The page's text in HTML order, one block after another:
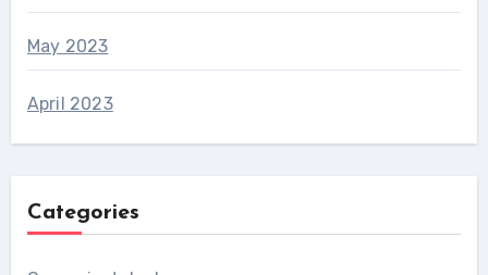
May 2023
April 2023
Categories